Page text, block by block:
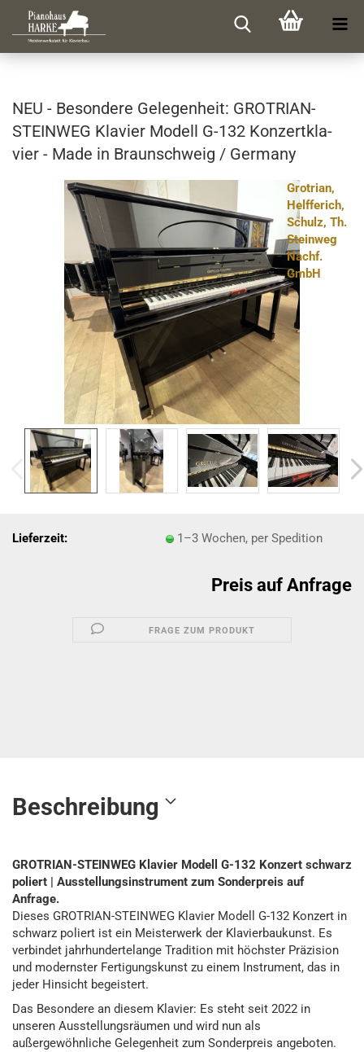
NEU - Be­son­de­re Ge­le­gen­heit: GROTRIAN-​​
STEIN­WEG Kla­vier Mo­dell G-132 Kon­zert­kla­
vier - Made in Braun­schweig / Ger­ma­ny
Grotrian,
Helfferich,
Schulz, Th.
Steinweg
Nachf.
GmbH
Lieferzeit: 1–3 Wochen, per Spedition
Preis auf Anfrage
FRAGE ZUM PRODUKT
Beschreibung
GROTRIAN-STEINWEG Klavier Modell G-132 Konzert schwarz
poliert | Ausstellungsinstrument zum Sonderpreis auf
Anfrage.
Dieses GROTRIAN-STEINWEG Klavier Modell G-132 Konzert in
schwarz poliert ist ein Meisterwerk der Klavierbaukunst. Es
verbindet jahrhundertelange Tradition mit höchster Präzision
und modernster Fertigungskunst zu einem Instrument, das in
jeder Hinsicht begeistert.
Das Besondere an diesem Klavier: Es steht seit 2022 in
unseren Ausstellungsräumen und wird nun als
außergewöhnliche Gelegenheit zum Sonderpreis angeboten.